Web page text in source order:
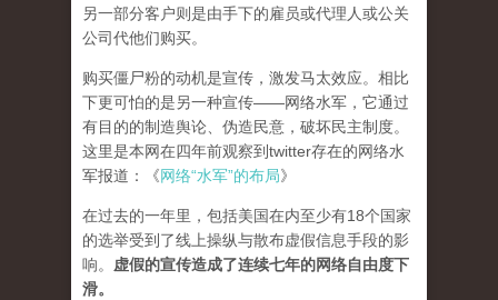
另一部分客户则是由手下的雇员或代理人或公关
公司代他们购买。
购买僵尸粉的动机是宣传，激发马太效应。相比
下更可怕的是另一种宣传——网络水军，它通过
有目的的制造舆论、伪造民意，破坏民主制度。
这里是本网在四年前观察到twitter存在的网络水
军报道：《网络“水军”的布局》
在过去的一年里，包括美国在内至少有18个国家
的选举受到了线上操纵与散布虚假信息手段的影
响。 虚假的宣传造成了连续七年的网络自由度下
滑。